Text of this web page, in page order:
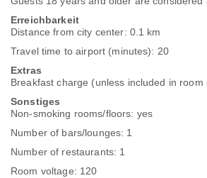
Erreichbarkeit
Distance from city center: 0.1 km
Travel time to airport (minutes): 20
Extras
Breakfast charge (unless included in room
Sonstiges
Non-smoking rooms/floors: yes
Number of bars/lounges: 1
Number of restaurants: 1
Room voltage: 120